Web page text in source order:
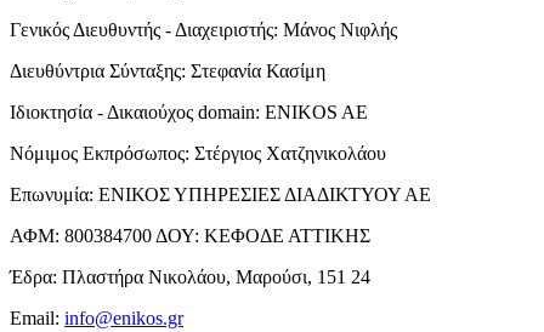
Γενικός Διευθυντής - Διαχειριστής: Μάνος Νιφλής
Διευθύντρια Σύνταξης: Στεφανία Κασίμη
Ιδιοκτησία - Δικαιούχος domain: ENIKOS AE
Νόμιμος Εκπρόσωπος: Στέργιος Χατζηνικολάου
Επωνυμία: ΕΝΙΚΟΣ ΥΠΗΡΕΣΙΕΣ ΔΙΑΔΙΚΤΥΟΥ ΑΕ
ΑΦΜ: 800384700 ΔΟΥ: ΚΕΦΟΔΕ ΑΤΤΙΚΗΣ
Έδρα: Πλαστήρα Νικολάου, Μαρούσι, 151 24
Email: info@enikos.gr